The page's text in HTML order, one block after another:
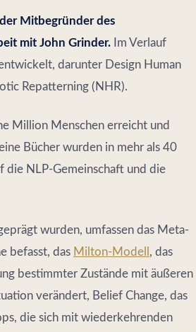
Mitbegründer des
mit John Grinder. Im Verlauf
darunter Design Human
Repatterning (NHR).
Million Menschen erreicht und
Bücher wurden in mehr als 40
die NLP-Gemeinschaft und die
wurden, umfassen das Meta-
befasst, das Milton-Modell , das
bestimmter Zustände mit äußeren
verändert, Belief Change, das
die sich mit wiederkehrenden